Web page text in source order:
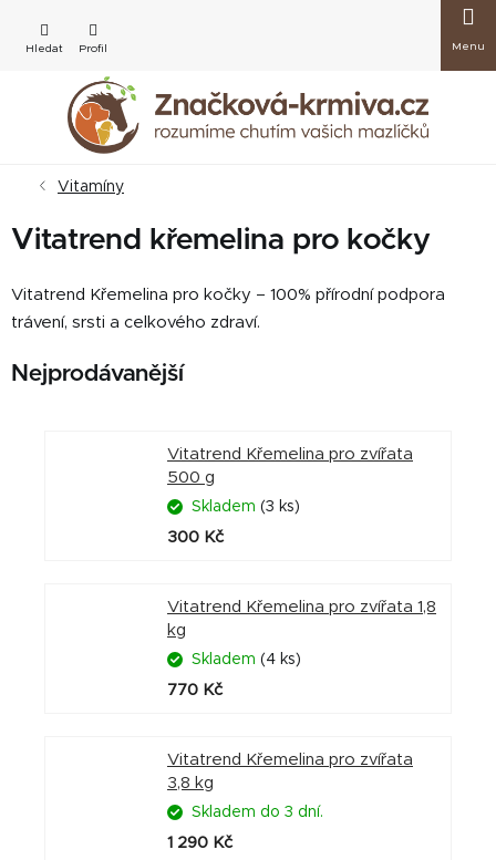
obsah
košík
Vitamíny
Vitatrend křemelina pro kočky
Vitatrend Křemelina pro kočky – 100% přírodní podpora
trávení, srsti a celkového zdraví.
Nejprodávanější
Vitatrend Křemelina pro zvířata
500 g
Skladem (3 ks)
300 Kč
Vitatrend Křemelina pro zvířata 1,8
kg
Skladem (4 ks)
770 Kč
Vitatrend Křemelina pro zvířata
3,8 kg
Skladem do 3 dní.
1 290 Kč